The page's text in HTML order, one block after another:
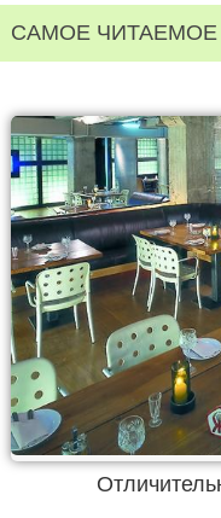
САМОЕ